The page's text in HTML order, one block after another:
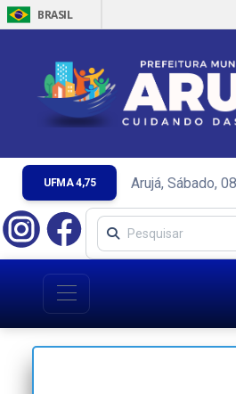
BRASIL
UFMA 4,75 Arujá, Sábado,